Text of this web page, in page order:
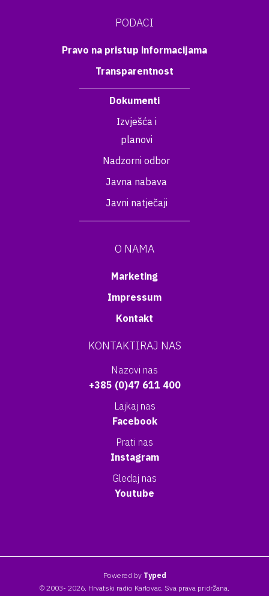
PODACI
Pravo na pristup informacijama
Transparentnost
Dokumenti
Izvješća i
planovi
Nadzorni odbor
Javna nabava
Javni natječaji
O NAMA
Marketing
Impressum
Kontakt
KONTAKTIRAJ NAS
Nazovi nas
+385 (0)47 611 400
Lajkaj nas
Facebook
Prati nas
Instagram
Gledaj nas
Youtube
Powered by Typed
© 2003- 2026. Hrvatski radio Karlovac. Sva prava pridržana.